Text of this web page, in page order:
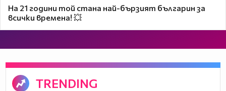
На 21 години той стана най-бързият българин за
всички времена! 💥
TRENDING